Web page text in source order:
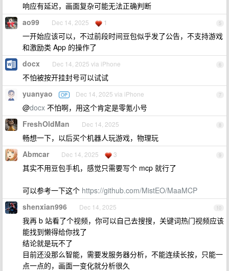
响应有延迟，画面复杂可能无法正确判断
5
ao99 Dec 14, 2025 1
一开始应该可以，不过前段时间豆包似乎发了公告，不支持游戏
和激励类 App 的操作了
6
docx Dec 14, 2025 via iPhone
不怕被按开挂封号可以试试
7
yuanyao OP Dec 14, 2025 via iPhone
@docx 不怕啊，用这个肯定是零氪小号
8
FreshOldMan Dec 14, 2025
畅想一下，以后买个机器人玩游戏，物理玩
9
Abmcar Dec 14, 2025 3
其实不用豆包手机，感觉只需要写个 mcp 就行了
可以参考一下这个 https://github.com/MistEO/MaaMCP
10
shenxian996 Dec 14, 2025
我再 b 站看了个视频，你可以自己去搜搜，关键词热门视频应该
能找到懒得给你找了
结论就是玩不了
目前还没那么智能，需要发服务器分析，不能连续长按，只能一
点一点的，画面一变化就分析很久